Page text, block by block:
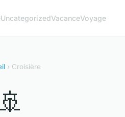
UncategorizedVacanceVoyage
› Croisière
🚢